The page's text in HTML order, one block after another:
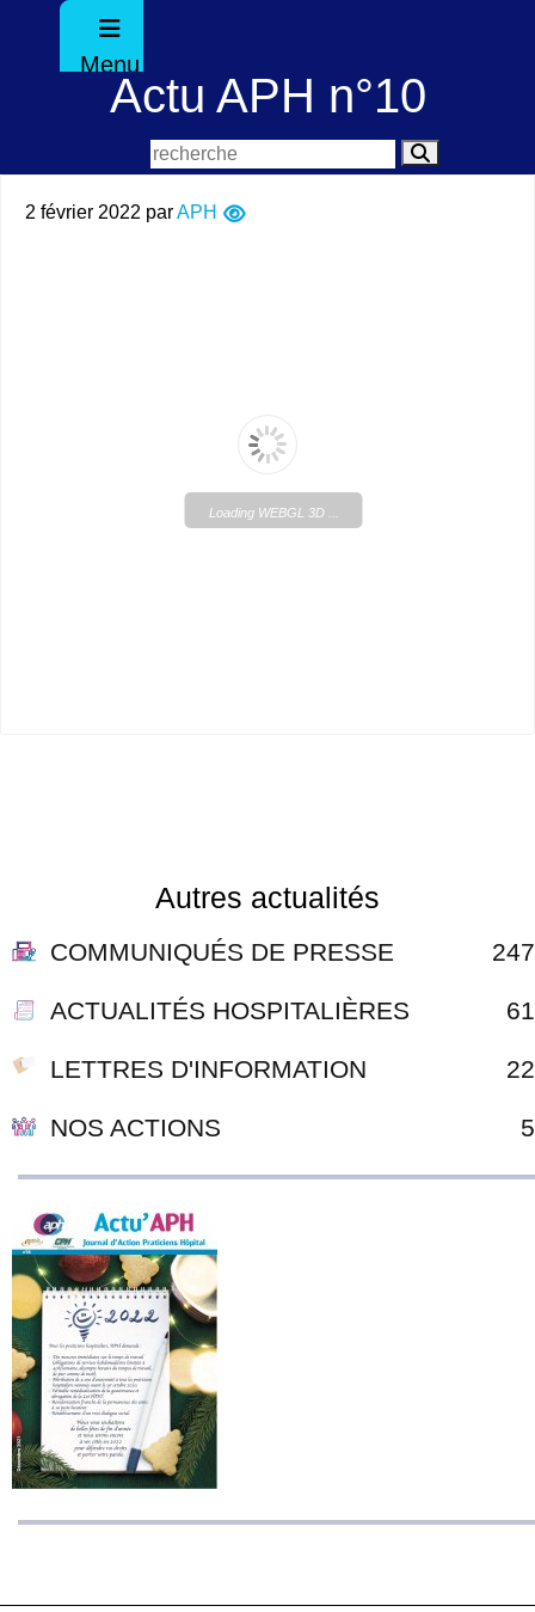
Menu
Actu APH n°10
2 février 2022 parAPH
Loading WEBGL 3D ...
Autres actualités
COMMUNIQUÉS DE PRESSE 247
ACTUALITÉS HOSPITALIÈRES 61
LETTRES D'INFORMATION 22
NOS ACTIONS 5